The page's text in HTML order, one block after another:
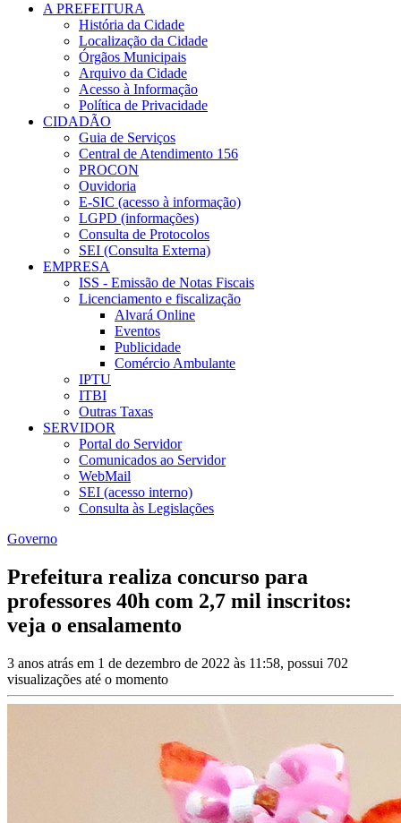
A PREFEITURA
História da Cidade
Localização da Cidade
Órgãos Municipais
Arquivo da Cidade
Acesso à Informação
Política de Privacidade
CIDADÃO
Guia de Serviços
Central de Atendimento 156
PROCON
Ouvidoria
E-SIC (acesso à informação)
LGPD (informações)
Consulta de Protocolos
SEI (Consulta Externa)
EMPRESA
ISS - Emissão de Notas Fiscais
Licenciamento e fiscalização
Alvará Online
Eventos
Publicidade
Comércio Ambulante
IPTU
ITBI
Outras Taxas
SERVIDOR
Portal do Servidor
Comunicados ao Servidor
WebMail
SEI (acesso interno)
Consulta às Legislações
Governo
Prefeitura realiza concurso para
professores 40h com 2,7 mil inscritos:
veja o ensalamento
3 anos atrás em 1 de dezembro de 2022 às 11:58, possui 702
visualizações até o momento